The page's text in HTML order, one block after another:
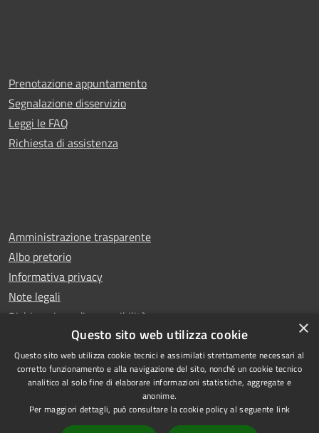
Prenotazione appuntamento
Segnalazione disservizio
Leggi le FAQ
Richiesta di assistenza
Amministrazione trasparente
Albo pretorio
Informativa privacy
Note legali
Dichiarazione di accessibilità
RSS
Accessibilità
Copyright © 2026 • Comune di
Rescaldina • Powered by
Municipium•Accesso
×
Questo sito web utilizza cookie
Questo sito web utilizza cookie tecnici e assimilati strettamente necessari al
corretto funzionamento e alla navigazione del sito, nonché un cookie tecnico
analitico al solo fine di elaborare informazioni statistiche, aggregate e
anonime.
Per maggiori dettagli, può consultare la cookie policy al seguente link